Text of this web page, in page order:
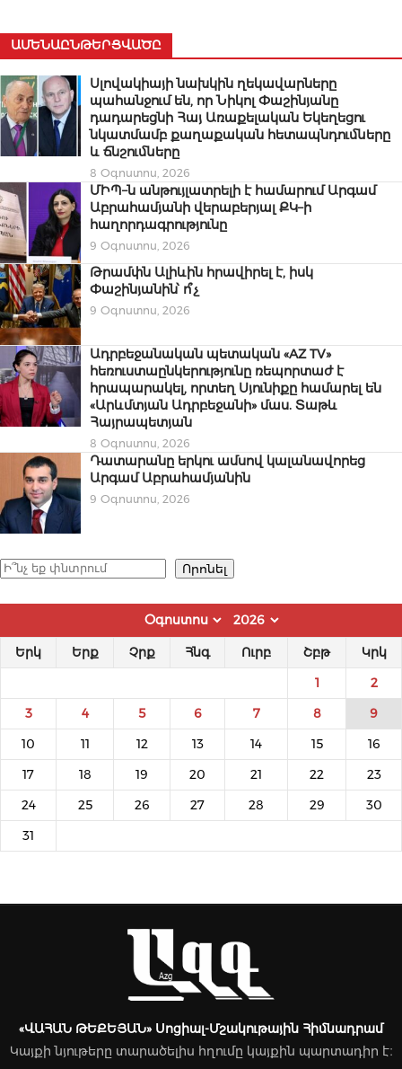
ԱՄԵՆԱԸՆԹԵՐՑՎԱԾԸ
Սլովակիայի նախկին ղեկավարները
պահանջում են, որ Նիկոլ Փաշինյանը
դադարեցնի Հայ Առաքելական Եկեղեցու
նկատմամբ քաղաքական հետապնդումները
և ճնշումները
8 Օգոստոս, 2026
ՄԻՊ–ն անթույլատրելի է համարում Արգամ
Աբրահամյանի վերաբերյալ ՔԿ–ի
հաղորդագրությունը
9 Օգոստոս, 2026
Թրամփն Ալիևին հրավիրել է, իսկ
Փաշինյանին՝ ո՞չ
9 Օգոստոս, 2026
Ադրբեջանական պետական «AZ TV»
հեռուստաընկերությունը ռեպորտաժ է
հրապարակել, որտեղ Սյունիքը համարել են
«Արևմտյան Ադրբեջանի» մաս. Տաթև
Հայրապետյան
8 Օգոստոս, 2026
Դատարանը երկու ամսով կալանավորեց
Արգամ Աբրահամյանին
9 Օգոստոս, 2026
Որոնել Որոնել
Երկ Երք Չրք Հնգ Ուրբ Շբթ Կրկ
1 2
3 4 5 6 7 8 9
10 11 12 13 14 15 16
17 18 19 20 21 22 23
24 25 26 27 28 29 30
31
«ՎԱՀԱՆ ԹԵՔԵՅԱՆ» Սոցիալ-Մշակութային Հիմնադրամ
Կայքի նյութերը տարածելիս հղումը կայքին պարտադիր է։